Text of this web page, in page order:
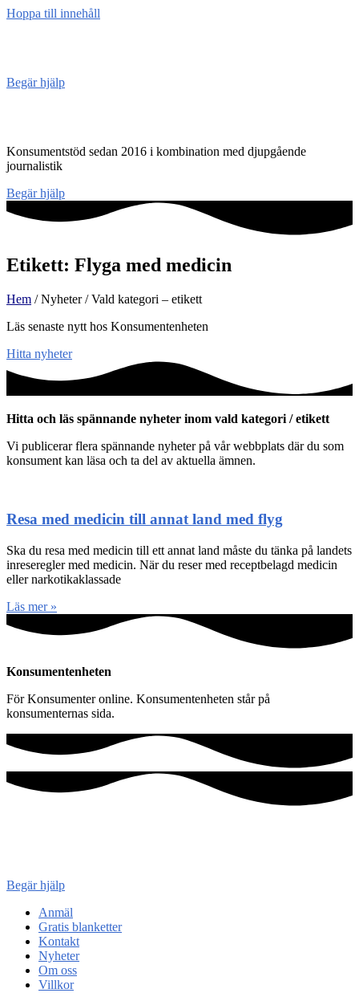
Hoppa till innehåll
Begär hjälp
Konsumentstöd sedan 2016 i kombination med djupgående
journalistik
Begär hjälp
Etikett: Flyga med medicin
Hem / Nyheter / Vald kategori – etikett
Läs senaste nytt hos Konsumentenheten
Hitta nyheter
Hitta och läs spännande nyheter inom vald kategori / etikett
Vi publicerar flera spännande nyheter på vår webbplats där du som
konsument kan läsa och ta del av aktuella ämnen.
Resa med medicin till annat land med flyg
Ska du resa med medicin till ett annat land måste du tänka på landets
inreseregler med medicin. När du reser med receptbelagd medicin
eller narkotikaklassade
Läs mer »
Konsumentenheten
För Konsumenter online. Konsumentenheten står på
konsumenternas sida.
Begär hjälp
Anmäl
Gratis blanketter
Kontakt
Nyheter
Om oss
Villkor